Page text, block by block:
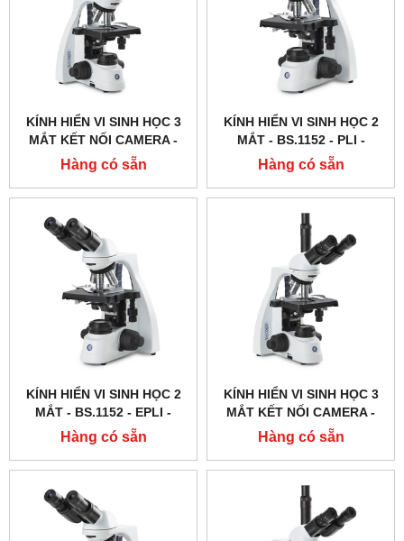
KÍNH HIỂN VI SINH HỌC 3
MẮT KẾT NỐI CAMERA -
BS.1153 ‑ EPLI - EUROMEX
- HÀ LAN
Hàng có sẵn
KÍNH HIỂN VI SINH HỌC 2
MẮT - BS.1152 ‑ PLI -
EUROMEX - HÀ LAN
Hàng có sẵn
KÍNH HIỂN VI SINH HỌC 2
MẮT - BS.1152 ‑ EPLI -
EUROMEX - HÀ LAN
Hàng có sẵn
KÍNH HIỂN VI SINH HỌC 3
MẮT KẾT NỐI CAMERA -
BS.1153 ‑ EPL / DF -
EUROMEX - HÀ LAN
Hàng có sẵn